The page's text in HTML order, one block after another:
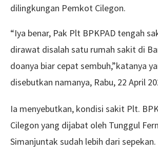
dilingkungan Pemkot Cilegon.
“Iya benar, Pak Plt BPKPAD tengah
dirawat disalah satu rumah sakit di
doanya biar cepat sembuh,”katanya
disebutkan namanya, Rabu, 22 April
Ia menyebutkan, kondisi sakit Plt.
Cilegon yang dijabat oleh Tunggul
Simanjuntak sudah lebih dari sepekan.